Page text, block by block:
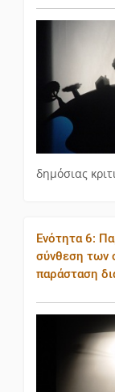
δημόσιας
Ενότητα 6:
σύνθεση των
παράσταση